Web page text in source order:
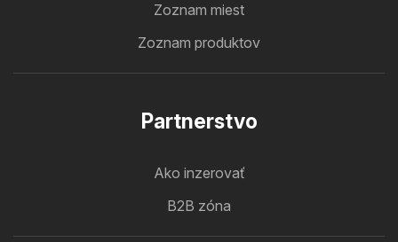
Zoznam miest
Zoznam produktov
Partnerstvo
Ako inzerovať
B2B zóna